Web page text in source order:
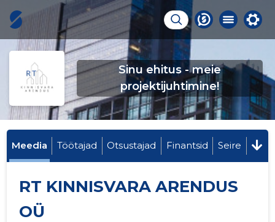
Sinu ehitus - meie
projektijuhtimine!
Meedia Töötajad Otsustajad Finantsid Seire
RT KINNISVARA ARENDUS
OÜ